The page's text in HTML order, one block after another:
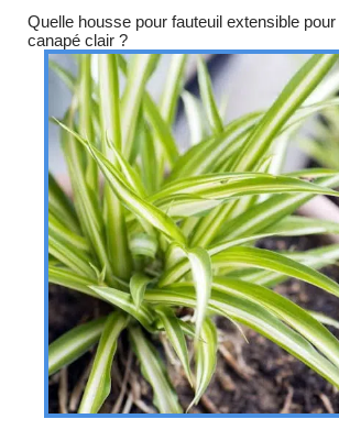
Quelle housse pour fauteuil extensible
canapé clair ?